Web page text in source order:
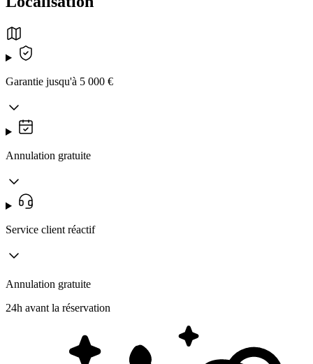
Garantie jusqu'à 5 000 €
Annulation gratuite
Service client réactif
Annulation gratuite
24h avant la réservation